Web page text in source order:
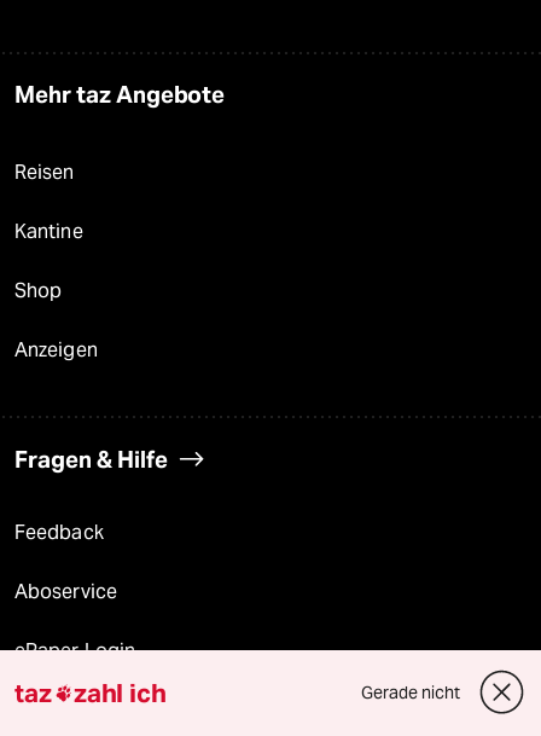
Mehr taz Angebote
Reisen
Kantine
Shop
Anzeigen
Fragen & Hilfe
Feedback
Aboservice
ePaper Login
Downloads für Abonnierende
taz zahl ich Gerade nicht